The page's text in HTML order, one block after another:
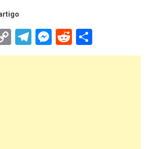
Copy
Link
Telegram
Messenger
Reddit
Share